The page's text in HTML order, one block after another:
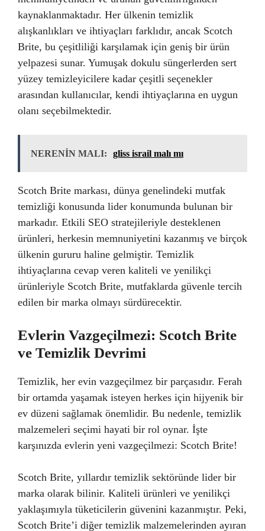
kaynaklanmaktadır. Her ülkenin temizlik
alışkanlıkları ve ihtiyaçları farklıdır, ancak Scotch
Brite, bu çeşitliliği karşılamak için geniş bir ürün
yelpazesi sunar. Yumuşak dokulu süngerlerden sert
yüzey temizleyicilere kadar çeşitli seçenekler
arasından kullanıcılar, kendi ihtiyaçlarına en uygun
olanı seçebilmektedir.
NERENİN MALI: gliss israil malı mı
Scotch Brite markası, dünya genelindeki mutfak
temizliği konusunda lider konumunda bulunan bir
markadır. Etkili SEO stratejileriyle desteklenen
ürünleri, herkesin memnuniyetini kazanmış ve birçok
ülkenin gururu haline gelmiştir. Temizlik
ihtiyaçlarına cevap veren kaliteli ve yenilikçi
ürünleriyle Scotch Brite, mutfaklarda güvenle tercih
edilen bir marka olmayı sürdürecektir.
Evlerin Vazgeçilmezi: Scotch Brite
ve Temizlik Devrimi
Temizlik, her evin vazgeçilmez bir parçasıdır. Ferah
bir ortamda yaşamak isteyen herkes için hijyenik bir
ev düzeni sağlamak önemlidir. Bu nedenle, temizlik
malzemeleri seçimi hayati bir rol oynar. İşte
karşınızda evlerin yeni vazgeçilmezi: Scotch Brite!
Scotch Brite, yıllardır temizlik sektöründe lider bir
marka olarak bilinir. Kaliteli ürünleri ve yenilikçi
yaklaşımıyla tüketicilerin güvenini kazanmıştır. Peki,
Scotch Brite’i diğer temizlik malzemelerinden ayıran